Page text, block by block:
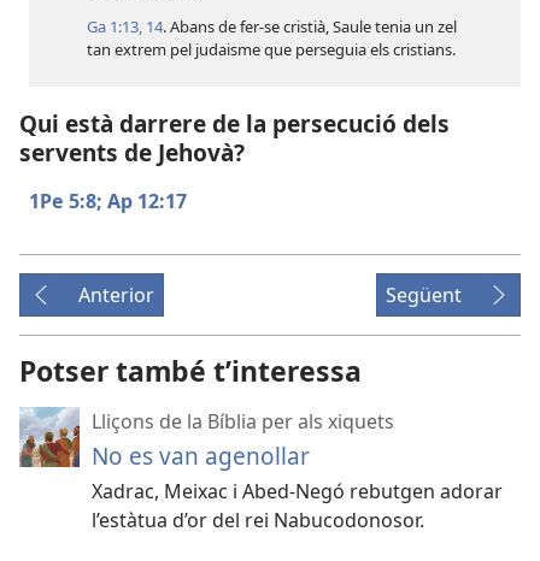
Ga 1:13, 14. Abans de fer-se cristià, Saule tenia un zel
tan extrem pel judaisme que perseguia els cristians.
Qui està darrere de la persecució dels
servents de Jehovà?
1Pe 5:8; Ap 12:17
Anterior Següent
Potser també t’interessa
Lliçons de la Bíblia per als xiquets
No es van agenollar
Xadrac, Meixac i Abed-Negó rebutgen adorar
l’estàtua d’or del rei Nabucodonosor.